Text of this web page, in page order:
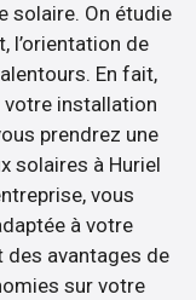
solaire. On étudie
l’orientation de
En fait,
votre installation
prendrez une
solaires à Huriel
vous
à votre
des avantages de
sur votre